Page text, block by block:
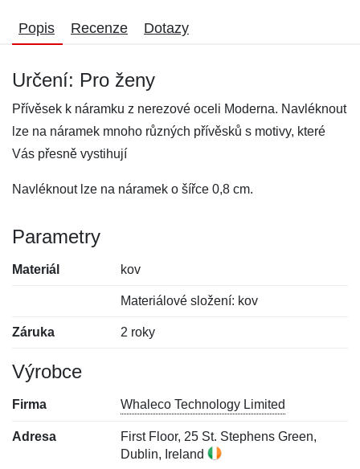
Popis Recenze Dotazy
Určení: Pro ženy
Přívěsek k náramku z nerezové oceli Moderna. Navléknout
lze na náramek mnoho různých přívěsků s motivy, které
Vás přesně vystihují
Navléknout lze na náramek o šířce 0,8 cm.
Parametry
Materiál kov
Materiálové složení: kov
Záruka 2 roky
Výrobce
Firma Whaleco Technology Limited
Adresa
First Floor, 25 St. Stephens Green,
Dublin, Ireland